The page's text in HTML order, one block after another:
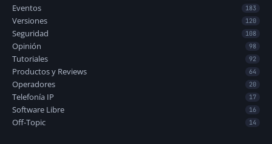
Eventos 183
Versiones 120
Seguridad 108
Opinión 98
Tutoriales 92
Productos y Reviews 64
Operadores 20
Telefonía IP 17
Software Libre 16
Off-Topic 14